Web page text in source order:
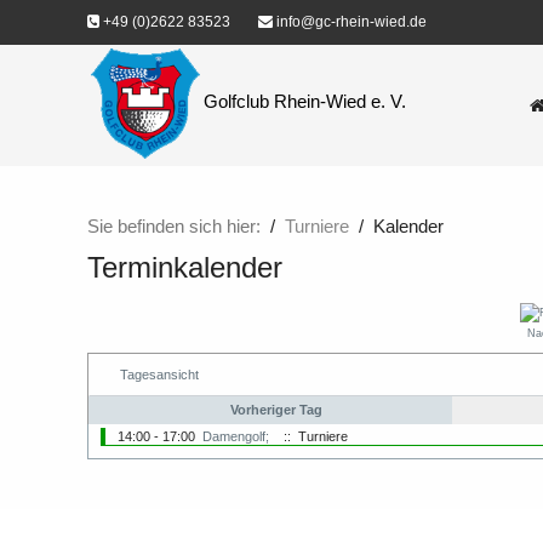
+49 (0)2622 83523 info@gc-rhein-wied.de
Golfclub Rhein-Wied e. V.
Sie befinden sich hier: Turniere Kalender
Terminkalender
Tagesansicht
Vorheriger Tag
14:00 - 17:00
Damengolf; :: Turniere